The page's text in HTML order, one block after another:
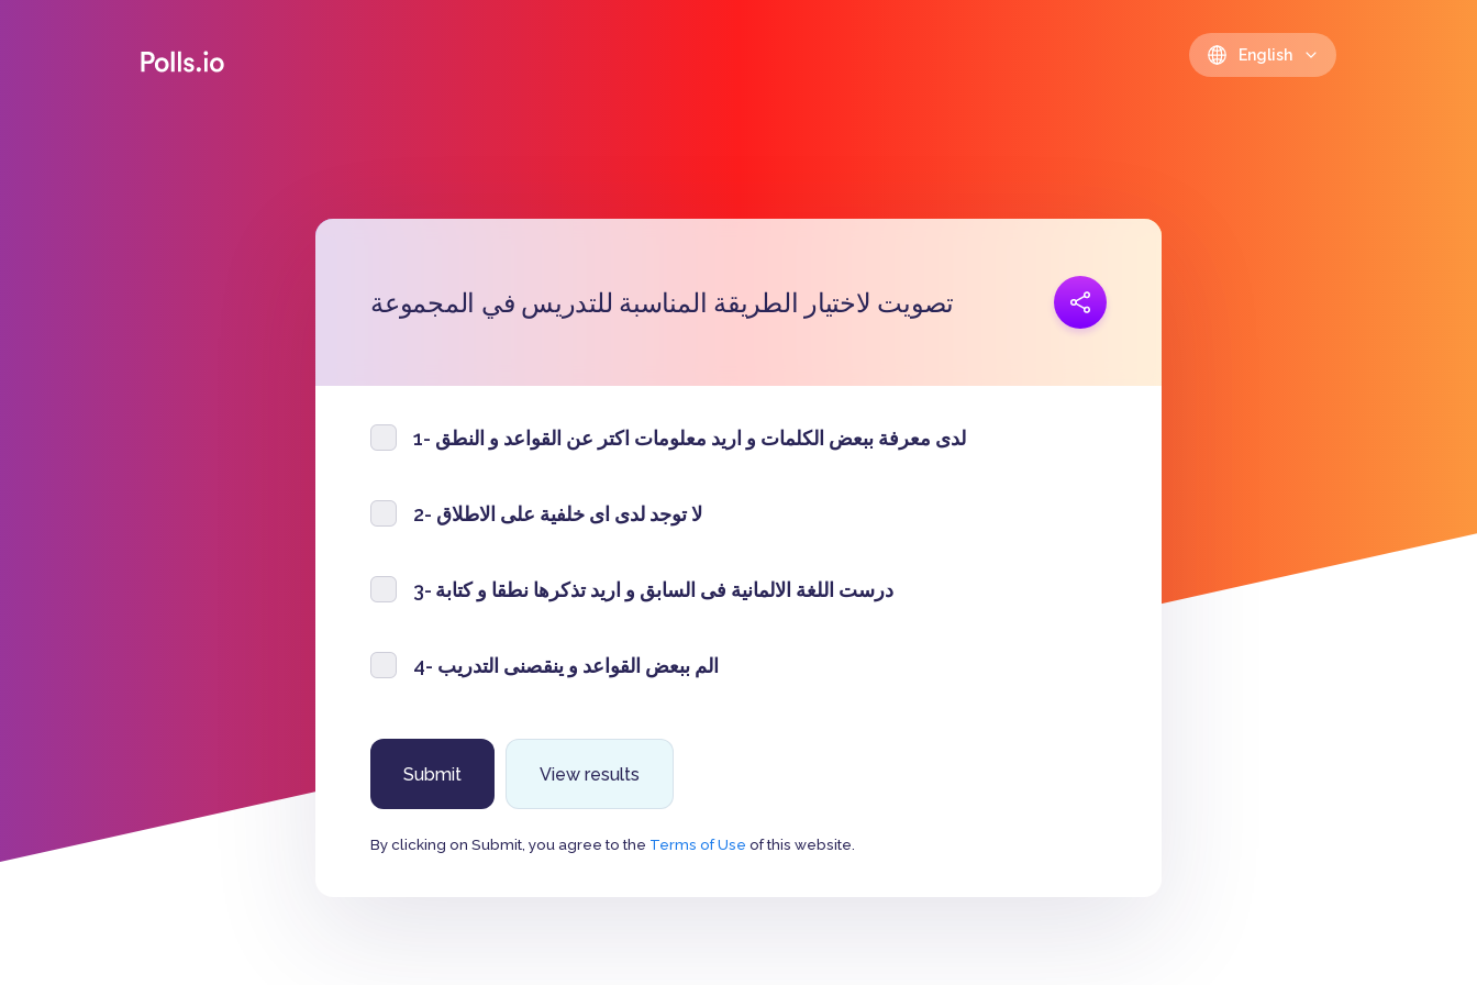
English
تصويت لاختيار الطريقة المناسبة للتدريس في المجموعةCopy link
1- لدى معرفة ببعض الكلمات و اريد معلومات اكتر عن القواعد و النطق
2- لا توجد لدى اى خلفية على الاطلاق
3- درست اللغة الالمانية فى السابق و اريد تذكرها نطقا و كتابة
4- الم ببعض القواعد و ينقصنى التدريب
View results
By clicking on Submit, you agree to the Terms of Use of this website.